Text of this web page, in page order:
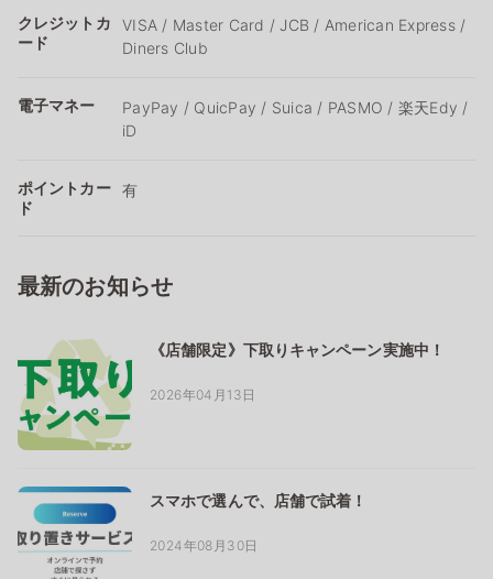
クレジットカ
ード
VISA / Master Card / JCB / American Express /
Diners Club
電子マネー
PayPay / QuicPay / Suica / PASMO / 楽天Edy /
iD
ポイントカー
ド
有
最新のお知らせ
《店舗限定》下取りキャンペーン実施中！
2026年04月13日
スマホで選んで、店舗で試着！
2024年08月30日